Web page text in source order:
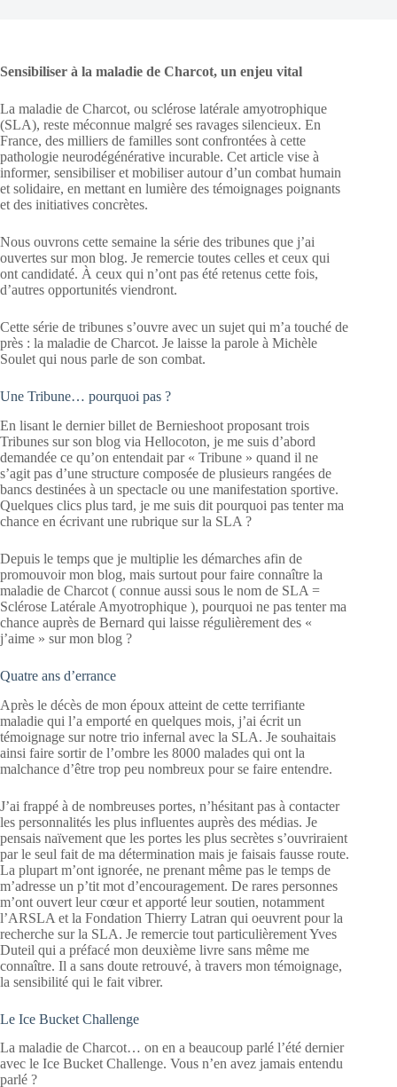
Sensibiliser à la maladie de Charcot, un enjeu vital
La maladie de Charcot, ou sclérose latérale amyotrophique
(SLA), reste méconnue malgré ses ravages silencieux. En
France, des milliers de familles sont confrontées à cette
pathologie neurodégénérative incurable. Cet article vise à
informer, sensibiliser et mobiliser autour d’un combat humain
et solidaire, en mettant en lumière des témoignages poignants
et des initiatives concrètes.
Nous ouvrons cette semaine la série des tribunes que j’ai
ouvertes sur mon blog. Je remercie toutes celles et ceux qui
ont candidaté. À ceux qui n’ont pas été retenus cette fois,
d’autres opportunités viendront.
Cette série de tribunes s’ouvre avec un sujet qui m’a touché de
près : la maladie de Charcot. Je laisse la parole à Michèle
Soulet qui nous parle de son combat.
Une Tribune… pourquoi pas ?
En lisant le dernier billet de Bernieshoot proposant trois
Tribunes sur son blog via Hellocoton, je me suis d’abord
demandée ce qu’on entendait par « Tribune » quand il ne
s’agit pas d’une structure composée de plusieurs rangées de
bancs destinées à un spectacle ou une manifestation sportive.
Quelques clics plus tard, je me suis dit pourquoi pas tenter ma
chance en écrivant une rubrique sur la SLA ?
Depuis le temps que je multiplie les démarches afin de
promouvoir mon blog, mais surtout pour faire connaître la
maladie de Charcot ( connue aussi sous le nom de SLA =
Sclérose Latérale Amyotrophique ), pourquoi ne pas tenter ma
chance auprès de Bernard qui laisse régulièrement des «
j’aime » sur mon blog ?
Quatre ans d’errance
Après le décès de mon époux atteint de cette terrifiante
maladie qui l’a emporté en quelques mois, j’ai écrit un
témoignage sur notre trio infernal avec la SLA. Je souhaitais
ainsi faire sortir de l’ombre les 8000 malades qui ont la
malchance d’être trop peu nombreux pour se faire entendre.
J’ai frappé à de nombreuses portes, n’hésitant pas à contacter
les personnalités les plus influentes auprès des médias. Je
pensais naïvement que les portes les plus secrètes s’ouvriraient
par le seul fait de ma détermination mais je faisais fausse route.
La plupart m’ont ignorée, ne prenant même pas le temps de
m’adresse un p’tit mot d’encouragement. De rares personnes
m’ont ouvert leur cœur et apporté leur soutien, notamment
l’ARSLA et la Fondation Thierry Latran qui oeuvrent pour la
recherche sur la SLA. Je remercie tout particulièrement Yves
Duteil qui a préfacé mon deuxième livre sans même me
connaître. Il a sans doute retrouvé, à travers mon témoignage,
la sensibilité qui le fait vibrer.
Le Ice Bucket Challenge
La maladie de Charcot… on en a beaucoup parlé l’été dernier
avec le Ice Bucket Challenge. Vous n’en avez jamais entendu
parlé ?